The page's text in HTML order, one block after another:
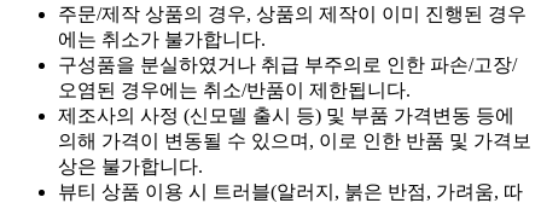
주문/제작 상품의 경우, 상품의 제작이 이미 진행된 경우
에는 취소가 불가합니다.
구성품을 분실하였거나 취급 부주의로 인한 파손/고장/
오염된 경우에는 취소/반품이 제한됩니다.
제조사의 사정 (신모델 출시 등) 및 부품 가격변동 등에
의해 가격이 변동될 수 있으며, 이로 인한 반품 및 가격보
상은 불가합니다.
뷰티 상품 이용 시 트러블(알러지, 붉은 반점, 가려움, 따